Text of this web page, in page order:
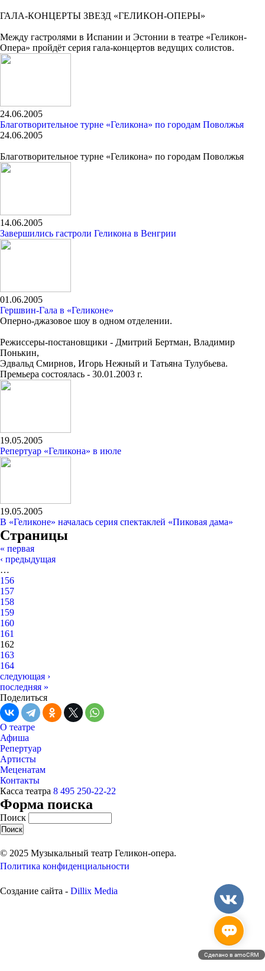
ГАЛА-КОНЦЕРТЫ ЗВЕЗД «ГЕЛИКОН-ОПЕРЫ»
Между гастролями в Испании и Эстонии в театре «Геликон-
Опера» пройдёт серия гала-концертов ведущих солистов.
24.06.2005
Благотворительное турне «Геликона» по городам Поволжья
24.06.2005
Благотворительное турне «Геликона» по городам Поволжья
14.06.2005
Завершились гастроли Геликона в Венгрии
01.06.2005
Гершвин-Гала в «Геликоне»
Оперно-джазовое шоу в одном отделении.
Режиссеры-постановщики - Дмитрий Бертман, Владимир
Понькин,
Эдвальд Смирнов, Игорь Нежный и Татьяна Тулубьева.
Премьера состоялась - 30.01.2003 г.
19.05.2005
Репертуар «Геликона» в июле
19.05.2005
В «Геликоне» началась серия спектаклей «Пиковая дама»
Страницы
« первая
‹ предыдущая
…
156
157
158
159
160
161
162
163
164
следующая ›
последняя »
Поделиться
О театре
Афиша
Репертуар
Артисты
Меценатам
Контакты
Касса театра 8 495 250-22-22
Форма поиска
Поиск
© 2025 Музыкальный театр Геликон-опера.
Политика конфиденциальности
Создание сайта - Dillix Media
Сделано в amoCRM